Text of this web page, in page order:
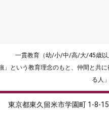
一貫教育（幼/小/中/高/大/45歳以
」という教育理念のもと、仲間と共
る人
東京都東久留米市学園町 1-8-